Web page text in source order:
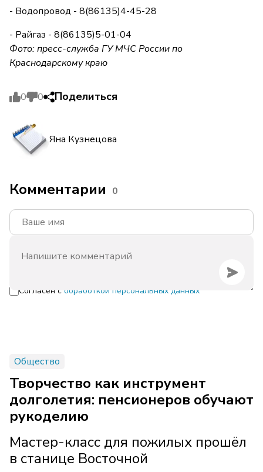
- Водопровод - 8(86135)4-45-28
- Райгаз - 8(86135)5-01-04
Фото: пресс-служба ГУ МЧС России по
Краснодарскому краю
0 0 Поделиться
Яна Кузнецова
Комментарии 0
Согласен с обработкой персональных данных
Общество
Творчество как инструмент
долголетия: пенсионеров обучают
рукоделию
Мастер-класс для пожилых прошёл
в станице Восточной